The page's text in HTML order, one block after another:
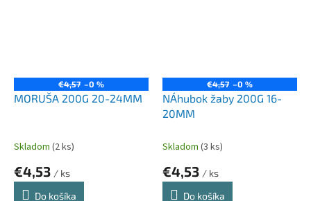
€4,57 –0 %
MORUŠA 200G 20-24MM
Skladom (2 ks)
€4,53 / ks
Do košíka
€4,57 –0 %
NÁhubok žaby 200G 16-
20MM
Skladom (3 ks)
€4,53 / ks
Do košíka